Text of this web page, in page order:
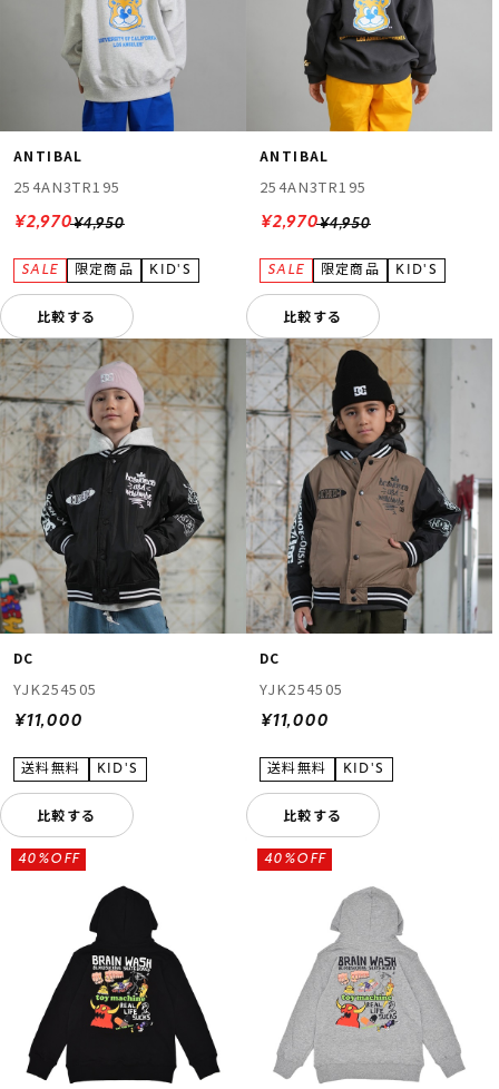
ANTIBAL
254AN3TR195
¥4,950
¥2,970
比較する
ANTIBAL
254AN3TR195
¥4,950
¥2,970
比較する
DC
YJK254505
¥11,000
比較する
DC
YJK254505
¥11,000
比較する
40%OFF 40%OFF